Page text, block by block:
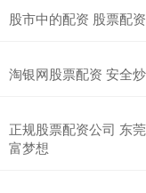
股市中的配资 股票配
淘银网股票配资 安全
正规股票配资公司 东
富梦想